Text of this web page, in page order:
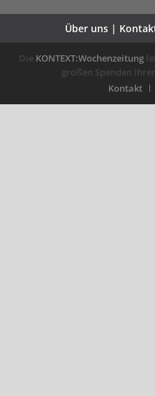
Über uns |
Die KONTEXT:Wochenzeitung
großen Spenden
Kontakt